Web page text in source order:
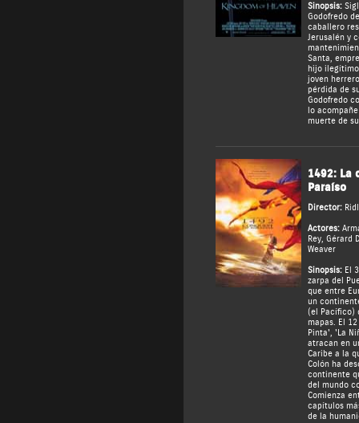
Sinopsis:
Godofredo
caballero
Jerusalén y
Santa,
hijo
joven
pérdida de
Godofredo
lo
muerte de
1492: La
Paraíso
Director:
Actores:
Rey, Gérard
Weaver
Sinopsis:El 3
zarpa del
que entre
un
(el Pacífico)
mapas. El
Pinta', 'La
atracan en
Caribe a la
Colón ha
continente
del mundo
Comienza
capítulos
de la